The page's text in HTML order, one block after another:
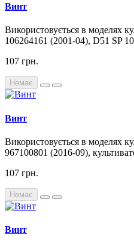
Винт
Використовується в моделях
106264161 (2001-04), D51 SP
107 грн.
Немає
Винт
Використовується в моделях
967100801 (2016-09),
107 грн.
Немає
Винт